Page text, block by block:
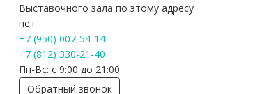
Выставочного зала по этому адресу
нет
+7 (950) 007-54-14
+7 (812) 330-21-40
Пн-Вс: с 9:00 до 21:00
Обратный звонок